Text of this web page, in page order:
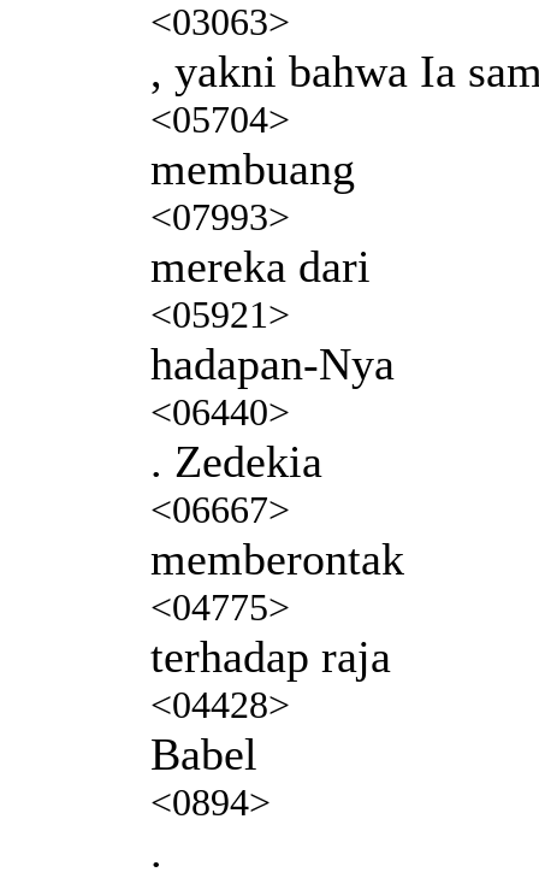
<03063>
, yakni bahwa Ia
<05704>
membuang
<07993>
mereka dari
<05921>
hadapan-Nya
<06440>
. Zedekia
<06667>
memberontak
<04775>
terhadap raja
<04428>
Babel
<0894>
.